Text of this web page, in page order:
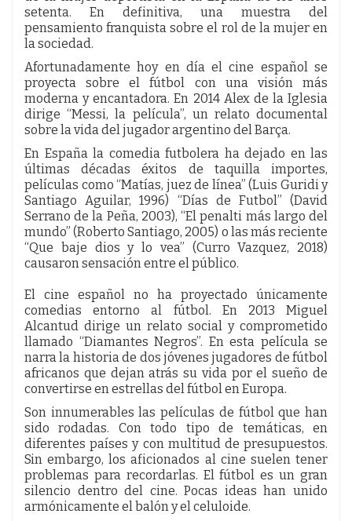
setenta. En definitiva, una muestra del
pensamiento franquista sobre el rol de la mujer en
la sociedad.
Afortunadamente hoy en día el cine español se
proyecta sobre el fútbol con una visión más
moderna y encantadora. En 2014 Alex de la Iglesia
dirige “Messi, la película”, un relato documental
sobre la vida del jugador argentino del Barça.
En España la comedia futbolera ha dejado en las
últimas décadas éxitos de taquilla importes,
películas como “Matías, juez de línea” (Luis Guridi y
Santiago Aguilar, 1996) “Días de Futbol” (David
Serrano de la Peña, 2003), “El penalti más largo del
mundo” (Roberto Santiago, 2005) o las más reciente
“Que baje dios y lo vea” (Curro Vazquez, 2018)
causaron sensación entre el público.
El cine español no ha proyectado únicamente
comedias entorno al fútbol. En 2013 Miguel
Alcantud dirige un relato social y comprometido
llamado “Diamantes Negros”. En esta película se
narra la historia de dos jóvenes jugadores de fútbol
africanos que dejan atrás su vida por el sueño de
convertirse en estrellas del fútbol en Europa.
Son innumerables las películas de fútbol que han
sido rodadas. Con todo tipo de temáticas, en
diferentes países y con multitud de presupuestos.
Sin embargo, los aficionados al cine suelen tener
problemas para recordarlas. El fútbol es un gran
silencio dentro del cine. Pocas ideas han unido
armónicamente el balón y el celuloide.